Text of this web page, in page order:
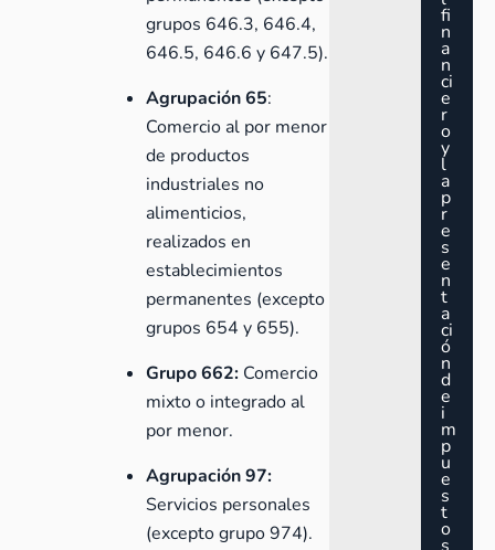
grupos 646.3, 646.4,
646.5, 646.6 y 647.5).
Agrupación 65:
Comercio al por menor
de productos
industriales no
alimenticios,
realizados en
establecimientos
permanentes (excepto
grupos 654 y 655).
Grupo 662: Comercio
mixto o integrado al
por menor.
Agrupación 97:
Servicios personales
(excepto grupo 974).
fi
n
a
n
ci
e
r
o
y
l
a
p
r
e
s
e
n
t
a
ci
ó
n
d
e
i
m
p
u
e
s
t
o